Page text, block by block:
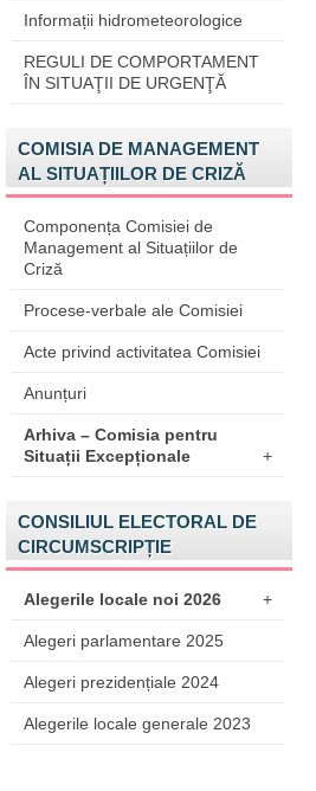
Informații hidrometeorologice
REGULI DE COMPORTAMENT
ÎN SITUAŢII DE URGENŢĂ
COMISIA DE MANAGEMENT
AL SITUAȚIILOR DE CRIZĂ
Componența Comisiei de
Management al Situațiilor de
Criză
Procese-verbale ale Comisiei
Acte privind activitatea Comisiei
Anunțuri
Arhiva – Comisia pentru
Situații Excepționale
+
CONSILIUL ELECTORAL DE
CIRCUMSCRIPȚIE
Alegerile locale noi 2026 +
Alegeri parlamentare 2025
Alegeri prezidențiale 2024
Alegerile locale generale 2023